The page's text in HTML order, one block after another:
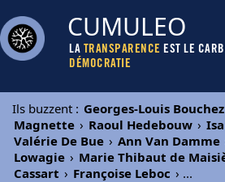
CUMULEO
LA TRANSPARENCE EST LE
DÉMOCRATIE
Ils buzzent : Georges-Louis Bouchez
Magnette › Raoul Hedebouw ›
Valérie De Bue › Ann Van Damme
Lowagie › Marie Thibaut de
Cassart › Françoise Leboc › ...